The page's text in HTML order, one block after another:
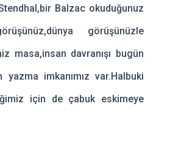
Balzac okuduğunuz
görüşünüzle
masa,insan davranışı bugün
imkanımız var.Halbuki
için de çabuk eskimeye